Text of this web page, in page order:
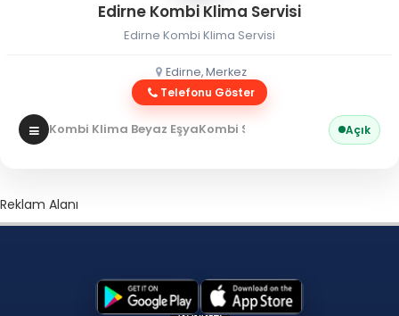
Edirne Kombi Klima Servisi
Edirne Kombi Klima Servisi
Edirne, Merkez
Telefonu Göster
Kombi Klima Beyaz EşyaKombi Servisi Açık
Reklam Alanı